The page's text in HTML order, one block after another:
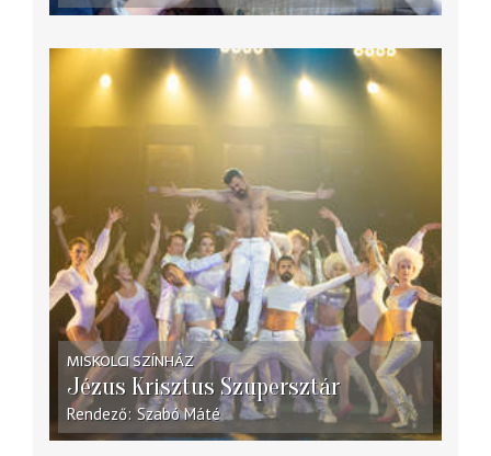
MISKOLCI SZÍNHÁZ
Jézus Krisztus Szupersztár
Rendező Szabó Máté